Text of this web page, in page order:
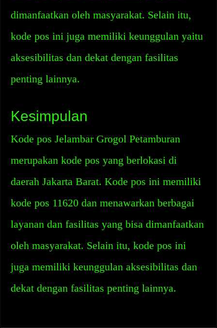
dimanfaatkan oleh masyarakat. Selain itu,
kode pos ini juga memiliki keunggulan yaitu
aksesibilitas dan dekat dengan fasilitas
penting lainnya.
Kesimpulan
Kode pos Jelambar Grogol Petamburan
merupakan kode pos yang berlokasi di
daerah Jakarta Barat. Kode pos ini memiliki
kode pos 11620 dan menawarkan berbagai
layanan dan fasilitas yang bisa dimanfaatkan
oleh masyarakat. Selain itu, kode pos ini
juga memiliki keunggulan aksesibilitas dan
dekat dengan fasilitas penting lainnya.